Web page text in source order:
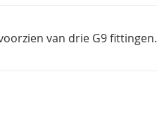
van drie G9 fittingen.